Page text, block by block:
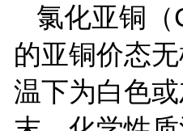
氯化亚铜（
的亚铜价态
温下为白色